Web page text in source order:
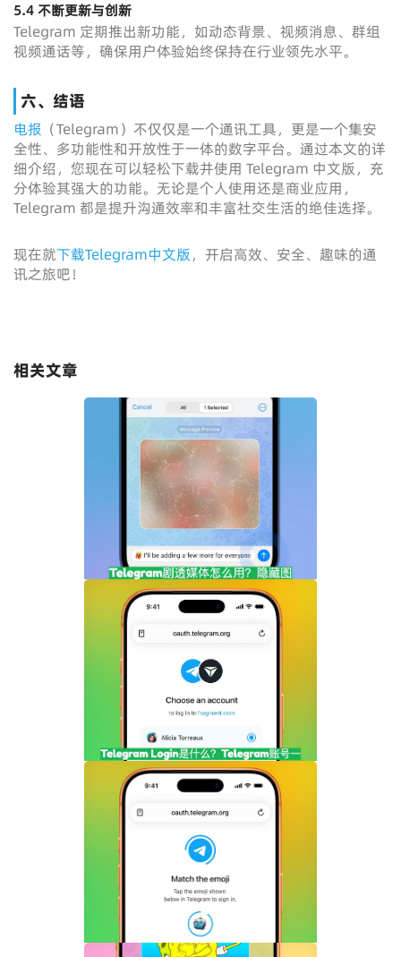
5.4不断更新与创新
Telegram 定期推出新功能，如动态背景、视频消息、群组
视频通话等，确保用户体验始终保持在行业领先水平。
六、结语
电报 （Telegram）不仅仅是一个通讯工具，更是一个集安
全性、多功能性和开放性于一体的数字平台。通过本文的详
细介绍，您现在可以轻松下载并使用 Telegram 中文版，充
分体验其强大的功能。无论是个人使用还是商业应用，
Telegram 都是提升沟通效率和丰富社交生活的绝佳选择。
现在就下载Telegram中文版，开启高效、安全、趣味的通
讯之旅吧！
相关文章
频内容完整指南
一键登录功能全面解析